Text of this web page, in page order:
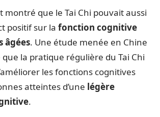
montré que le Tai Chi pouvait aussi
positif sur la fonction cognitive
âgées. Une étude menée en Chine
la pratique régulière du Tai Chi
les fonctions cognitives
atteintes d’une légère
.